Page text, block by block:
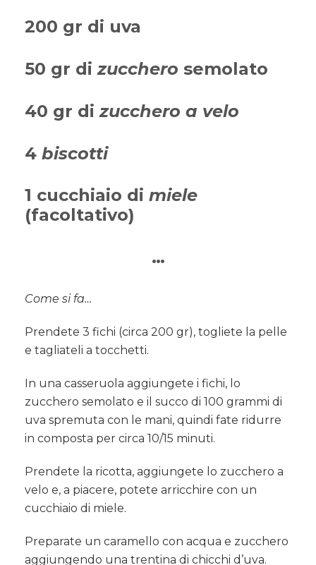
200 gr di uva
50 gr dizucchero semolato
40 gr dizucchero a velo
4 biscotti
1 cucchiaio di miele
(facoltativo)
…
Come si fa…
Prendete 3 fichi (circa 200 gr), togliete la pelle
e tagliateli a tocchetti.
In una casseruola aggiungete i fichi, lo
zucchero semolato e il succo di 100 grammi di
uva spremuta con le mani, quindi fate ridurre
in composta per circa 10/15 minuti.
Prendete la ricotta, aggiungete lo zucchero a
velo e, a piacere, potete arricchire con un
cucchiaio di miele.
Preparate un caramello con acqua e zucchero
aggiungendo una trentina di chicchi d’uva.